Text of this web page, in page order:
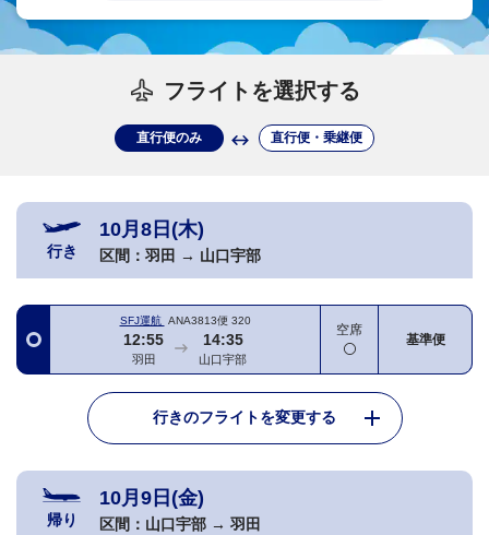
フライトを選択する
直行便のみ 直行便・乗継便
行き
10月8日(木)
区間： 羽田 → 山口宇部
SFJ運航 ANA3813便 320
12:55
羽田
14:35
山口宇部
空席
基準便
行きのフライトを変更する
帰り
10月9日(金)
区間： 山口宇部 → 羽田